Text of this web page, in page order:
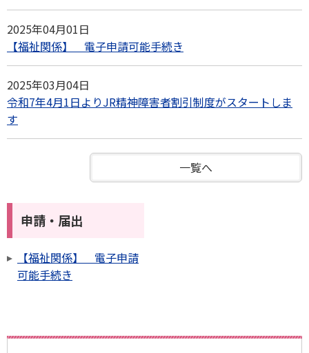
2025年04月01日
【福祉関係】 電子申請可能手続き
2025年03月04日
令和7年4月1日よりJR精神障害者割引制度がスタートしま
す
一覧へ
申請・届出
【福祉関係】 電子申請
可能手続き